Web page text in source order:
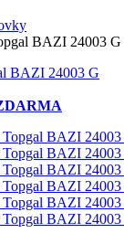
BAZI 24003 G